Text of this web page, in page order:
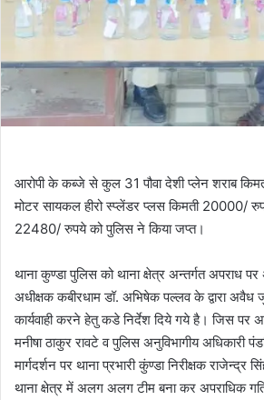
आरोपी के कब्जे से कुल 31 पौवा देशी प्लेन शराब
मोटर सायकल हीरो स्प्लेंडर प्लस किमती 20000/
22480/ रुपये को पुलिस ने किया जप्त।
थाना कुण्डा पुलिस को थाना क्षेत्र अन्तर्गत अपराध
अधीक्षक कबीरधाम डॉ. अभिषेक पल्लव के द्वारा
कार्यवाही करने हेतु कडे निर्देश दिये गये है। जिस पर
मनीषा ठाकुर रावटे व पुलिस अनुविभागीय अधिकारी
मार्गदर्शन पर थाना प्रभारी कुंण्डा निरीक्षक
थाना क्षेत्र में अलग अलग टीम बना कर अपराधिक